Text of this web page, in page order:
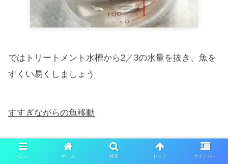
ではトリートメント水槽から2／3の水量を抜き、魚を
すくい易くしましょう
すすぎながらの魚移動
①魚をすくってプラ大の中に置く
メニュー ホーム 検索 トップ サイドバー